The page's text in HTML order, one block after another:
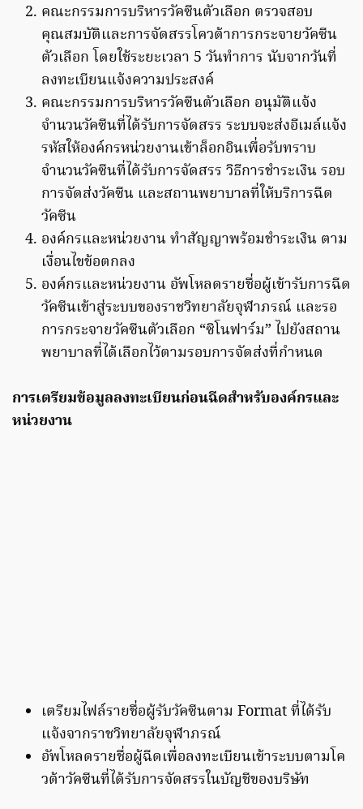
คณะกรรมการบริหารวัคซีนตัวเลือก ตรวจสอบ
คุณสมบัติและการจัดสรรโควต้าการกระจายวัคซีน
ตัวเลือก โดยใช้ระยะเวลา 5 วันทำการ นับจากวันที่
ลงทะเบียนแจ้งความประสงค์
คณะกรรมการบริหารวัคซีนตัวเลือก อนุมัติแจ้ง
จำนวนวัคซีนที่ได้รับการจัดสรร ระบบจะส่งอีเมล์แจ้ง
รหัสให้องค์กรหน่วยงานเข้าล็อกอินเพื่อรับทราบ
จำนวนวัคซีนที่ได้รับการจัดสรร วิธีการชำระเงิน รอบ
การจัดส่งวัคซีน และสถานพยาบาลที่ให้บริการฉีด
วัคซีน
องค์กรและหน่วยงาน ทำสัญญาพร้อมชำระเงิน ตาม
เงื่อนไขข้อตกลง
องค์กรและหน่วยงาน อัพโหลดรายชื่อผู้เข้ารับการฉีด
วัคซีนเข้าสู่ระบบของราชวิทยาลัยจุฬาภรณ์ และรอ
การกระจายวัคซีนตัวเลือก “ซิโนฟาร์ม” ไปยังสถาน
พยาบาลที่ได้เลือกไว้ตามรอบการจัดส่งที่กำหนด
การเตรียมข้อมูลลงทะเบียนก่อนฉีดสำหรับองค์กรและ
หน่วยงาน
เตรียมไฟล์รายชื่อผู้รับวัคซีนตาม Format ที่ได้รับ
แจ้งจากราชวิทยาลัยจุฬาภรณ์
อัพโหลดรายชื่อผู้ฉีดเพื่อลงทะเบียนเข้าระบบตามโค
วต้าวัคซีนที่ได้รับการจัดสรรในบัญชีของบริษัท